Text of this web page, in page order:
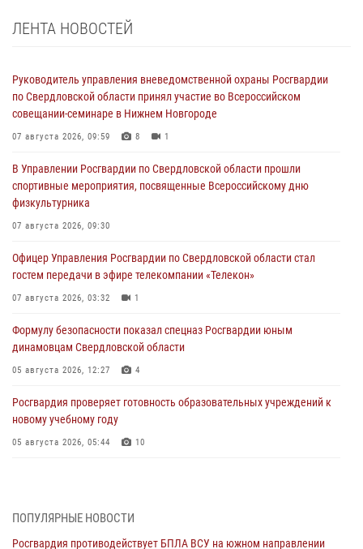
ЛЕНТА НОВОСТЕЙ
Руководитель управления вневедомственной охраны Росгвардии
по Свердловской области принял участие во Всероссийском
совещании-семинаре в Нижнем Новгороде
07 августа 2026, 09:59 8 1
В Управлении Росгвардии по Свердловской области прошли
спортивные мероприятия, посвященные Всероссийскому дню
физкультурника
07 августа 2026, 09:30
Офицер Управления Росгвардии по Свердловской области стал
гостем передачи в эфире телекомпании «Телекон»
07 августа 2026, 03:32 1
Формулу безопасности показал спецназ Росгвардии юным
динамовцам Свердловской области
05 августа 2026, 12:27 4
Росгвардия проверяет готовность образовательных учреждений к
новому учебному году
05 августа 2026, 05:44 10
04 августа 2026, 09:57 2
ПОПУЛЯРНЫЕ НОВОСТИ
Росгвардия противодействует БПЛА ВСУ на южном направлении